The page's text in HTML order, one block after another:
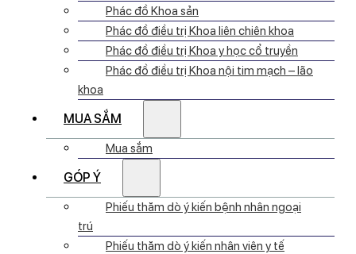
Phác đồ Khoa sản
Phác đồ điều trị Khoa liên chiên khoa
Phác đồ điều trị Khoa y học cổ truyền
Phác đồ điều trị Khoa nội tim mạch – lão
khoa
MUA SẮM
Mua sắm
GÓP Ý
Phiếu thăm dò ý kiến bệnh nhân ngoại
trú
Phiếu thăm dò ý kiến nhân viên y tế